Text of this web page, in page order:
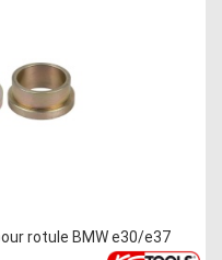
rotule BMW e30/e37